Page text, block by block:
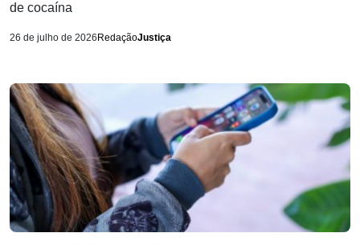
de cocaína
26 de julho de 2026 RedaçãoJustiça